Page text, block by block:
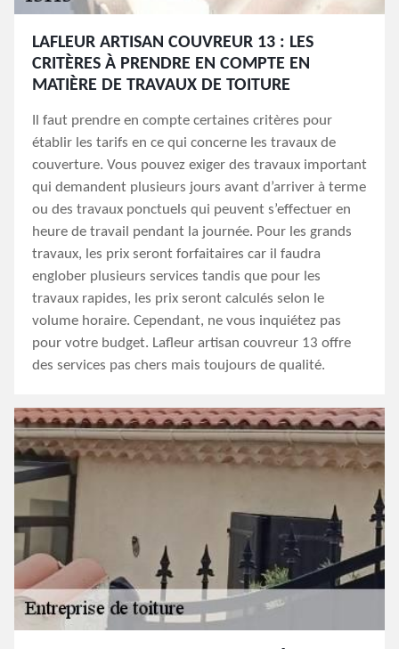
LAFLEUR ARTISAN COUVREUR 13 : LES
CRITÈRES À PRENDRE EN COMPTE EN
MATIÈRE DE TRAVAUX DE TOITURE
Il faut prendre en compte certaines critères pour
établir les tarifs en ce qui concerne les travaux de
couverture. Vous pouvez exiger des travaux important
qui demandent plusieurs jours avant d’arriver à terme
ou des travaux ponctuels qui peuvent s’effectuer en
heure de travail pendant la journée. Pour les grands
travaux, les prix seront forfaitaires car il faudra
englober plusieurs services tandis que pour les
travaux rapides, les prix seront calculés selon le
volume horaire. Cependant, ne vous inquiétez pas
pour votre budget. Lafleur artisan couvreur 13 offre
des services pas chers mais toujours de qualité.